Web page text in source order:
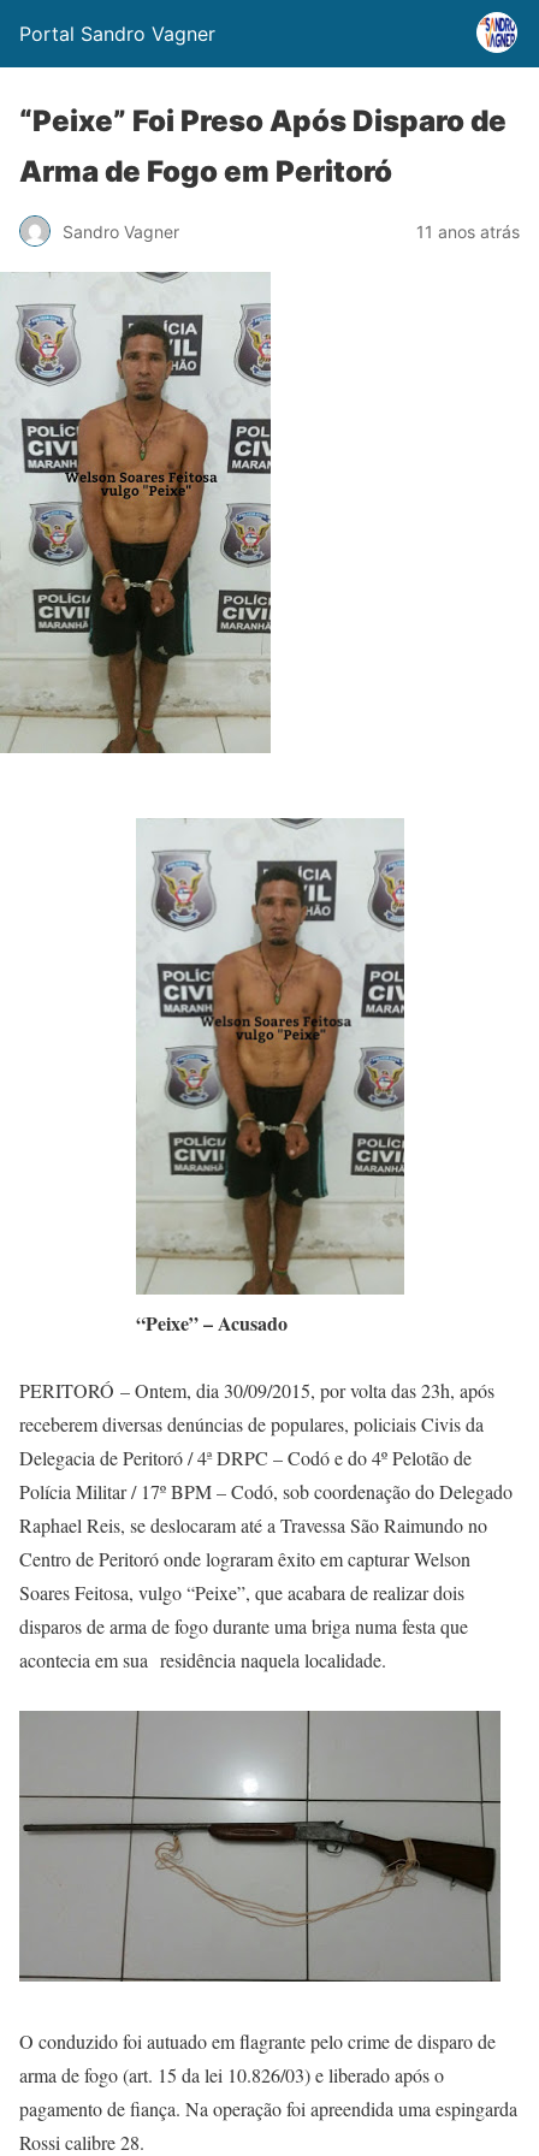
Portal Sandro Vagner
“Peixe” Foi Preso Após Disparo de
Arma de Fogo em Peritoró
Sandro Vagner 11 anos atrás
“Peixe” – Acusado
PERITORÓ – Ontem, dia 30/09/2015, por volta das 23h, após
receberem diversas denúncias de populares, policiais Civis da
Delegacia de Peritoró / 4ª DRPC – Codó e do 4º Pelotão de
Polícia Militar / 17º BPM – Codó, sob coordenação do Delegado
Raphael Reis, se deslocaram até a Travessa São Raimundo no
Centro de Peritoró onde lograram êxito em capturar Welson
Soares Feitosa, vulgo “Peixe”, que acabara de realizar dois
disparos de arma de fogo durante uma briga numa festa que
acontecia em sua residência naquela localidade.
O conduzido foi autuado em flagrante pelo crime de disparo de
arma de fogo (art. 15 da lei 10.826/03) e liberado após o
pagamento de fiança. Na operação foi apreendida uma espingarda
Rossi calibre 28.